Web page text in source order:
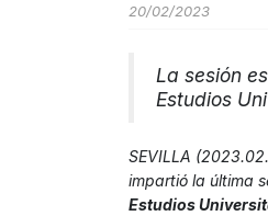
20/02/2023
La sesión
Estudios
SEVILLA
impartió la última
Estudios